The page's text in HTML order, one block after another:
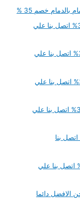
خصم 35 %
شركة تنظيف مساجد بالدمام خصم 35% اتصل بنا علي
شركة تسليك مجاري بالدمام خصم 35% اتصل بنا علي
شركة تنظيف مسابح بالدمام خصم 35% اتصل بنا علي
شركة تنظيف خزانات بالدمام خصم 35% اتصل بنا علي
اسطح بالدمام خصم 35% اتصل بنا
رش مبيدات بالدمام خصم 35 % اتصل بنا علي
الافضل دائما